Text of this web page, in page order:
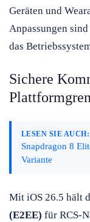
Geräten und
Anpassungen
das
Sichere
LESEN SIE AUCH:
Snapdragon 8
Variante
Mit iOS 26.5 hält
(E2EE) für RCS-